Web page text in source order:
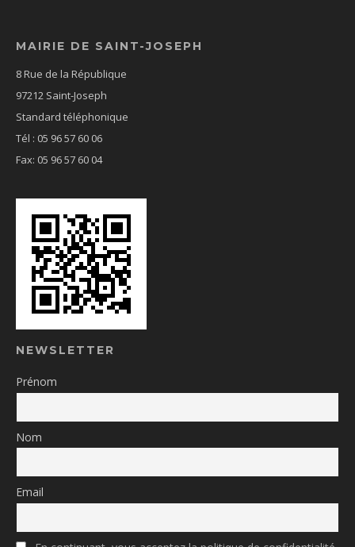
MAIRIE DE SAINT-JOSEPH
8 Rue de la République
97212 Saint-Joseph
Standard téléphonique
Tél : 05 96 57 60 06
Fax: 05 96 57 60 04
NEWSLETTER
Prénom
Nom
Email